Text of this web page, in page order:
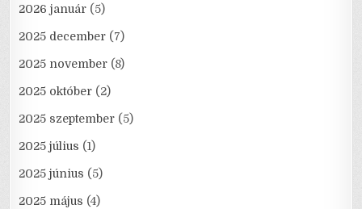
2026 január (5)
2025 december (7)
2025 november (8)
2025 október (2)
2025 szeptember (5)
2025 július (1)
2025 június (5)
2025 május (4)